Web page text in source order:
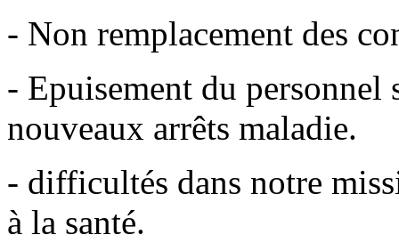
- Non remplacement des
- Epuisement du personnel
nouveaux arrêts maladie.
- difficultés dans notre
à la santé.